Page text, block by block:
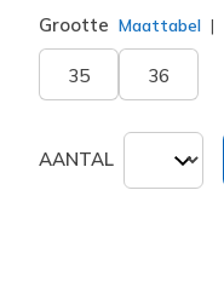
Grootte Maattabel
35 36
AANTAL